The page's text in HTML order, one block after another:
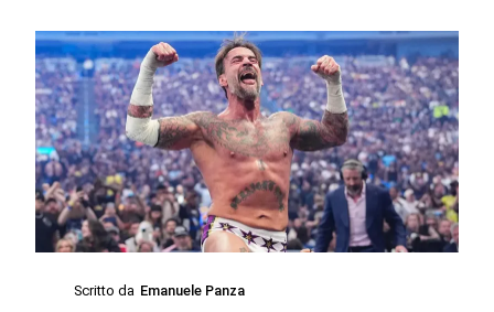
Scritto da Emanuele Panza